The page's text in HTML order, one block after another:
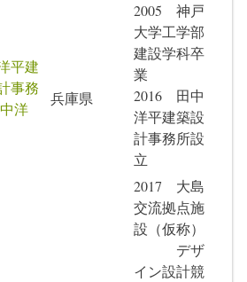
平建
事務
洋
兵庫県
2005 神戸
大学工学部
建設学科卒
業
2016 田中
洋平建築設
計事務所設
立
2017 大島
交流拠点施
設（仮称）
デザ
イン設計競